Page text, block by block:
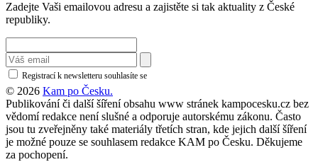
Zadejte Vaši emailovou adresu a zajistěte si tak aktuality z České
republiky.
Registrací k newsletteru souhlasíte se
© 2026 Kam po Česku.
Publikování či další šíření obsahu www stránek kampocesku.cz bez
vědomí redakce není slušné a odporuje autorskému zákonu. Často
jsou tu zveřejněny také materiály třetích stran, kde jejich další šíření
je možné pouze se souhlasem redakce KAM po Česku. Děkujeme
za pochopení.